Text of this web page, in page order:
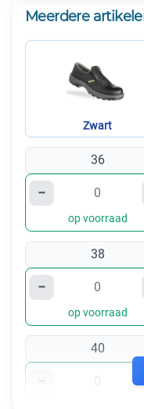
Meerdere
Zwart
36
−
op voorraad
38
−
op voorraad
40